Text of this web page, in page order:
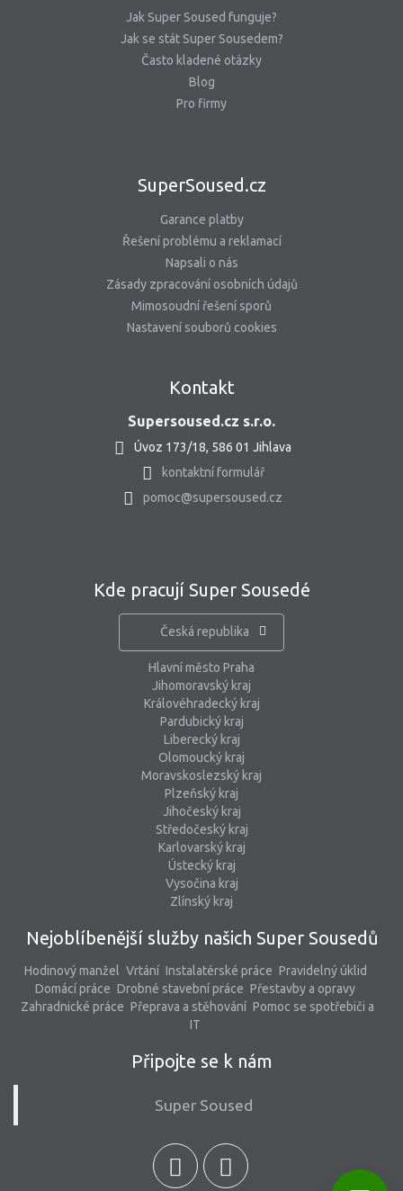
Jak Super Soused funguje?
Jak se stát Super Sousedem?
Často kladené otázky
Blog
Pro firmy
SuperSoused.cz
Garance platby
Řešení problému a reklamací
Napsali o nás
Zásady zpracování osobních údajů
Mimosoudní řešení sporů
Nastavení souborů cookies
Kontakt
Supersoused.cz s.r.o.
Úvoz 173/18, 586 01 Jihlava
kontaktní formulář
pomoc@supersoused.cz
Kde pracují Super Sousedé
Česká republika
Hlavní město Praha
Jihomoravský kraj
Královéhradecký kraj
Pardubický kraj
Liberecký kraj
Olomoucký kraj
Moravskoslezský kraj
Plzeňský kraj
Jihočeský kraj
Středočeský kraj
Karlovarský kraj
Ústecký kraj
Vysočina kraj
Zlínský kraj
Nejoblíbenější služby našich Super Sousedů
Hodinový manžel Vrtání Instalatérské práce Pravidelný úklid
Domácí práce Drobné stavební práce Přestavby a opravy
Zahradnické práce Přeprava a stěhování Pomoc se spotřebiči a
IT
Připojte se k nám
Super Soused